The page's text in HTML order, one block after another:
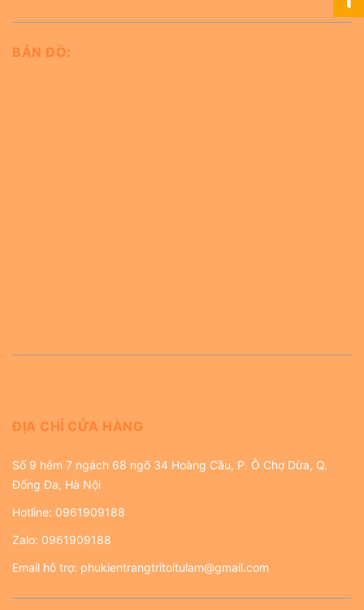
BẢN ĐỒ:
ĐỊA CHỈ CỬA HÀNG
Số 9 hẻm 7 ngách 68 ngõ 34 Hoàng Cầu, P. Ô Chợ Dừa, Q.
Đống Đa, Hà Nội
Hotline: 0961909188
Zalo: 0961909188
Email hỗ trợ: phukientrangtritoitulam@gmail.com